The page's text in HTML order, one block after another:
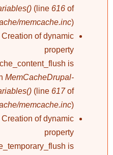
(line 616 of
memcache.inc).
Creation of dynamic
property
is
MemCacheDrupal-
(line 617of
memcache.inc).
Creation of dynamic
property
is